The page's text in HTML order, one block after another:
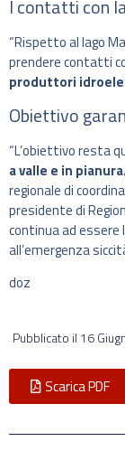
I contatti con
“Rispetto al lago
prendere contatti
produttori
Obiettivo
“L’obiettivo resta
a valle e in pianura
regionale di
presidente di
continua ad
all’emergenza
doz
Pubblicato il 16
Scarica PDF